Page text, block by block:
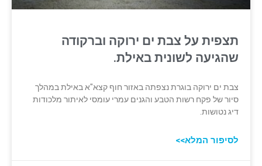
תצפית על צבת ים ירוקה וברקודה
שהגיעה לשונית באילת.
צבת ים ירוקה בוגרת נצפתה באזור חוף קצא"א באילת במהלך
סיור של פקח רשות הטבע והגנים עמרי עומסי לאיתור מלכודות
דיג נטושות.
לסיפור המלא>>